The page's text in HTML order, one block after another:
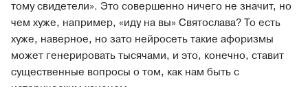
тому свидетели». Это совершенно ничего не значит, но
чем хуже, например, «иду на вы» Святослава? То есть
хуже, наверное, но зато нейросеть такие афоризмы
может генерировать тысячами, и это, конечно, ставит
существенные вопросы о том, как нам быть с